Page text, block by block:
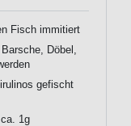
Fisch immitiert
Döbel,
gefischt
1g